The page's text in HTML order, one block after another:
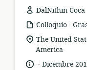
DalNithin Coca
formato
della
risorsa:
Colloquio .
località
di
pertinenza:
The United
America
lingua:
.
dataDicembre